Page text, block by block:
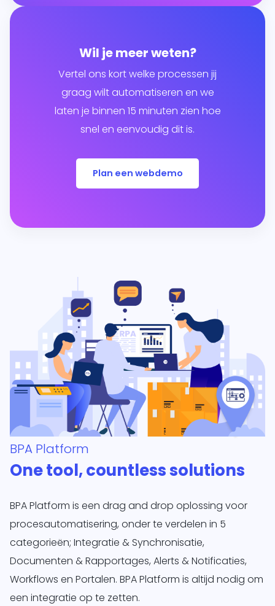
Wil je meer weten?
Vertel ons kort welke processen jij
graag wilt automatiseren en we
laten je binnen 15 minuten zien hoe
snel en eenvoudig dit is.
Plan een webdemo
BPA Platform
One tool, countless solutions
BPA Platform is een drag and drop oplossing voor
procesautomatisering, onder te verdelen in 5
categorieën; Integratie & Synchronisatie,
Documenten & Rapportages, Alerts & Notificaties,
Workflows en Portalen. BPA Platform is altijd nodig om
een integratie op te zetten.